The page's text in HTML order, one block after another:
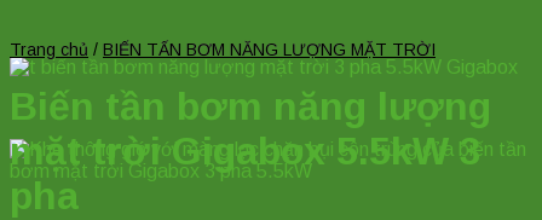
Trang chủ / BIẾN TẤN BƠM NĂNG LƯỢNG MẶT TRỜI
Biến tần bơm năng lượng
mặt trời Gigabox 5.5kW 3
pha